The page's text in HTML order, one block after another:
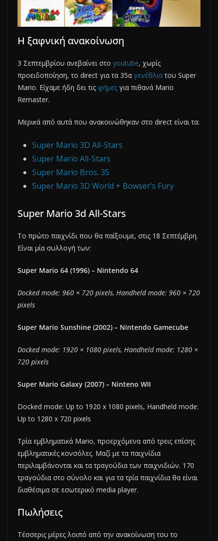
Η ξαφνική ανακοίνωση
3 Σεπτεμβρίου ανεβαίνει στο youtube, χωρίς
προειδοποίηση, το direct για τα 35α γενέθλια του Super
Mario. Είχαμε ήδη δει τις φήμες για πιθανά Mario
Remaster.
Μερικά από αυτά που ανακοινώθηκαν στο direct είναι τα:
Super Mario 3D All-Stars
Super Mario All-Stars
Super Mario Bros. 35
Super Mario 3D World + Bowser’s Fury
Super Mario 3d All-Stars
Το πρώτο παιχνίδι που θα παίξουμε, στις 18 Σεπτέμβρη.
Είναι μία συλλογή των:
Super Mario 64 (1996) – Nintendo 64
Docked mode: 960 × 720 pixels, Handheld mode: 960 × 720
pixels
Super Mario Sunshine (2002) – Nintendo Gamecube
Docked mode: 1920 × 1080 pixels, Handheld mode: 1280 ×
720 pixels
Super Mario Galaxy (2007) – Ninteno WII
Docked mode: Up to 1920 x 1080 pixels, Handheld mode:
Up to 1280 x 720 pixels
Τρία εμβληματικά Mario, προερχόμενα από τρεις επίσης
εμβληματικές κονσόλες. Μαζί με τα παιχνίδια
περιλαμβάνονται και τα τραγούδια των παιχνιδιών. 170
τραγούδια στο σύνολο και για τα τρία παιχνίδια θα είναι
διαθέσιμα σε εσωτερικό media player.
Πωλήσεις
Τέσσερις μέρες λοιπό από την ανακοίνωση του το